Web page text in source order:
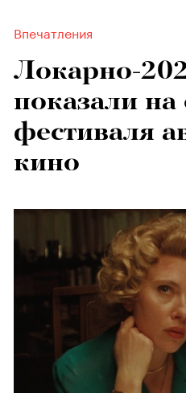
Впечатления
Локарно-
показали
фестиваля
кино